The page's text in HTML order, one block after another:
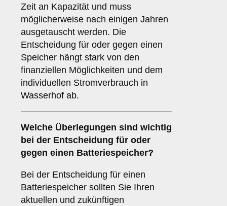
Zeit an Kapazität und muss
möglicherweise nach einigen Jahren
ausgetauscht werden. Die
Entscheidung für oder gegen einen
Speicher hängt stark von den
finanziellen Möglichkeiten und dem
individuellen Stromverbrauch in
Wasserhof ab.
Welche Überlegungen sind wichtig
bei der Entscheidung für oder
gegen einen Batteriespeicher?
Bei der Entscheidung für einen
Batteriespeicher sollten Sie Ihren
aktuellen und zukünftigen